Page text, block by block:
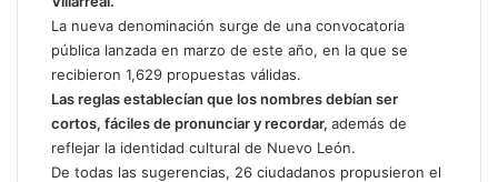
c
o
La nueva denominación surge de una convocatoria
pública lanzada en marzo de este año, en la que se
recibieron 1,629 propuestas válidas.
Las reglas establecían que los nombres debían ser
cortos, fáciles de pronunciar y recordar, además de
reflejar la identidad cultural de Nuevo León.
De todas las sugerencias, 26 ciudadanos propusieron el